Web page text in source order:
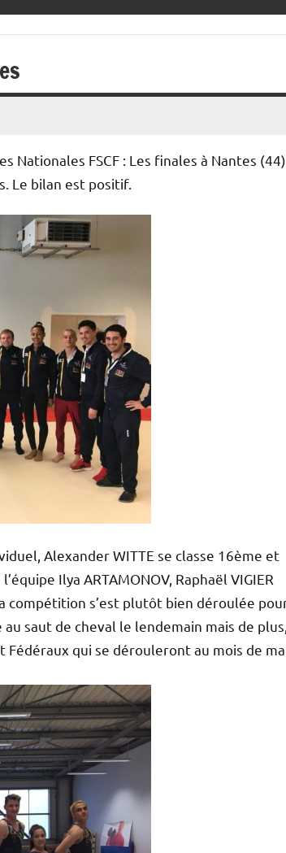
FSCF : Les finales à Nantes
Le bilan est positif.
Alexander WITTE se classe 16ème et
Ilya ARTAMONOV, Raphaël VIGIER
compétition s’est plutôt bien déroulée
saut de cheval le lendemain mais de
Fédéraux qui se dérouleront au mois de